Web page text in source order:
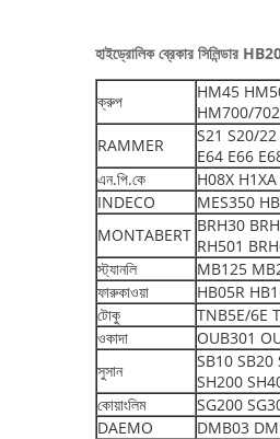
হাইড্রোলিক ব্রেকার সিলিন্ডার
ক্রুপ
HM45
HM700/
RAMMER
S21 S20/
E64 E66
এন.পি.কে
H08X
INDECO
MES350
MONTABERT BRH30
RH501
স্ট্যানলি
MB125
ফারুকাওয়া
HB05R
টোকু
TNB5E/6E
ওকাদা
OUB301
সুসান
SB10 SB20
SH200
কোয়াংলিম
SG200
DAEMO
DMB03